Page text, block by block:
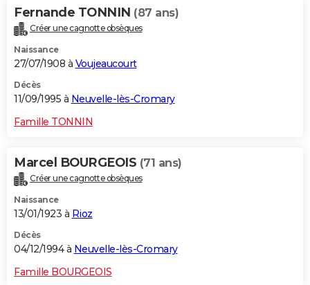
Fernande TONNIN (87 ans)
Créer une cagnotte obsèques
Naissance
27/07/1908 à Voujeaucourt
Décès
11/09/1995 à Neuvelle-lès-Cromary
Famille TONNIN
Marcel BOURGEOIS (71 ans)
Créer une cagnotte obsèques
Naissance
13/01/1923 à Rioz
Décès
04/12/1994 à Neuvelle-lès-Cromary
Famille BOURGEOIS